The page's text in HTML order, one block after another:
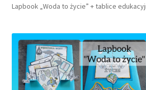
Lapbook „Woda to życie” + tablice